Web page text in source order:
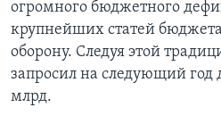
огромного бюджетного
крупнейших статей
оборону. Следуя этой
запросил на следующий год
млрд.